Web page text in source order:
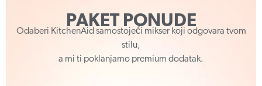
PAKET PONUDE
Odaberi KitchenAid samostojeći mikser koji odgovara tvom
stilu,
a mi ti poklanjamo premium dodatak.